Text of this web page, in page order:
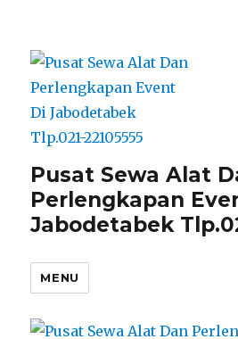
Pusat Sewa Alat
Perlengkapan
Jabodetabek
MENU